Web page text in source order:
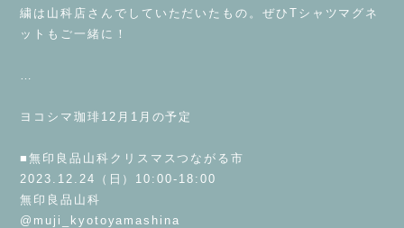
繍は山科店さんでしていただいたもの。ぜひTシャツマグネ
ットもご一緒に！
ヨコシマ珈琲12月1月の予定
■無印良品山科クリスマスつながる市
2023.12.24（日）10:00-18:00
無印良品山科
@muji_kyotoyamashina